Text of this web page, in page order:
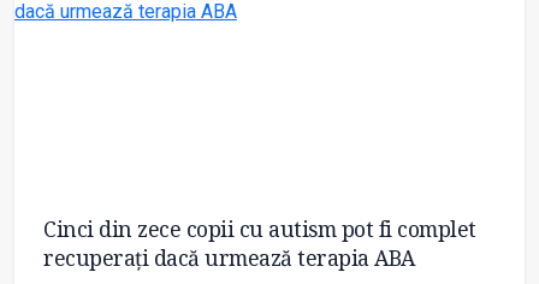
Cinci din zece copii cu autism pot fi complet
recuperați dacă urmează terapia ABA